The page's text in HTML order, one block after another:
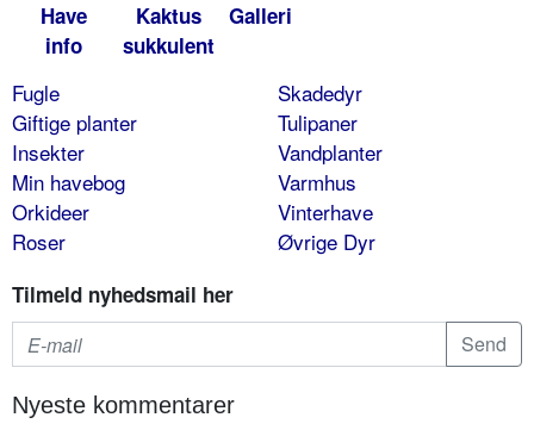
Have
info
Kaktus
sukkulent
Galleri
Fugle
Giftige planter
Insekter
Min havebog
Orkideer
Roser
Skadedyr
Tulipaner
Vandplanter
Varmhus
Vinterhave
Øvrige Dyr
Tilmeld nyhedsmail her
Nyeste kommentarer